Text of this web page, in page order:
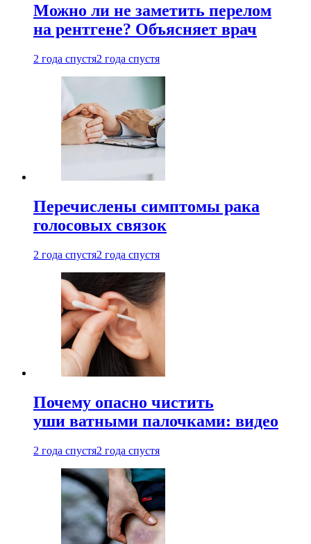
Можно ли не заметить перелом
на рентгене? Объясняет врач
2 года спустя2 года спустя
Перечислены симптомы рака
голосовых связок
2 года спустя2 года спустя
Почему опасно чистить
уши ватными палочками: видео
2 года спустя2 года спустя